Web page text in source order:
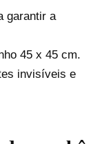
garantir a
45 x 45 cm.
invisíveis e